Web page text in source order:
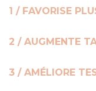
1 / FAVORISE
2 / AUGMENTE
3 / AMÉLIORE